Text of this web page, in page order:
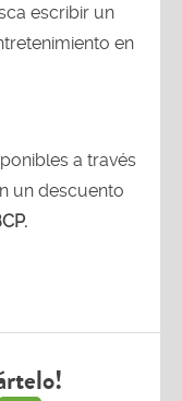
escribir un
en
a través
un descuento